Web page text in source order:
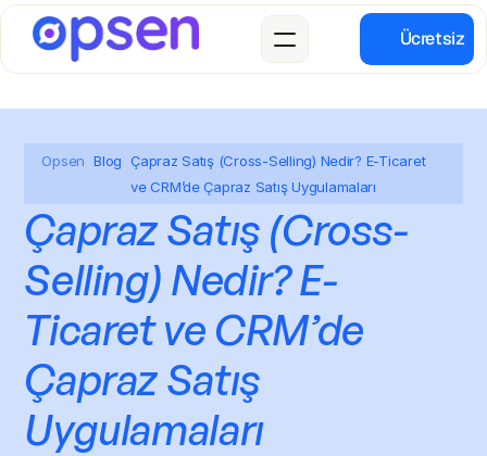
Ücretsiz
Opsen Blog Çapraz Satış (Cross-Selling) Nedir? E-Ticaret
ve CRM’de Çapraz Satış Uygulamaları
Çapraz Satış (Cross-
Selling) Nedir? E-
Ticaret ve CRM’de
Çapraz Satış
Uygulamaları